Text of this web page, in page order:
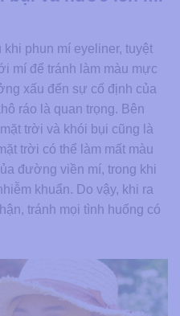
phun mí eyeliner, tuyệt
mí để tránh làm màu mực
xấu đến sự cố định của
ráo là quan trọng. Bên
trời và khói bụi cũng là
trời có thể làm mất màu
đường viền mí, trong khi
khuẩn. Do vậy, khi ra
tránh mọi tình huống có